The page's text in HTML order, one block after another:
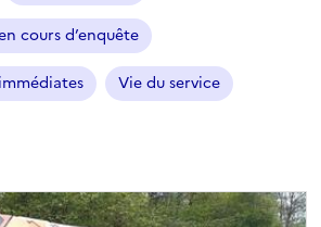
cours d’enquête
Vie du service